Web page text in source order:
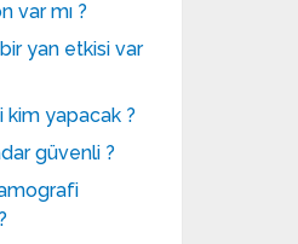
var mı ?
yan etkisi var
yapacak ?
güvenli ?